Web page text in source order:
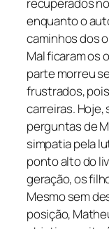
recuperados
enquanto o
caminhos dos
Mal ficaram os
parte morreu
frustrados,
carreiras.
perguntas de
simpatia pela
ponto alto do
geração, os
Mesmo sem
posição,